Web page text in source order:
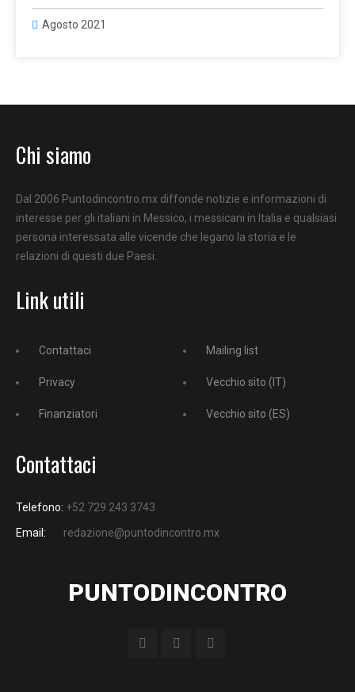
Agosto 2021
Chi siamo
Dal 2006 Puntodincontro.mx diffonde notizie e informazioni di
interesse per gli italiani in Messico, i messicani in Italia e qualsiasi
persona interessata alle vicende che legano la storia e le
relazioni di questi due Paesi.
Link utili
Contattaci
Privacy
Finanziatori
Mailing list
Vecchio sito (IT)
Vecchio sito (ES)
Contattaci
Telefono: +52 729 243 3743
Email:
redazione@puntodincontro.mx
PUNTODINCONTRO